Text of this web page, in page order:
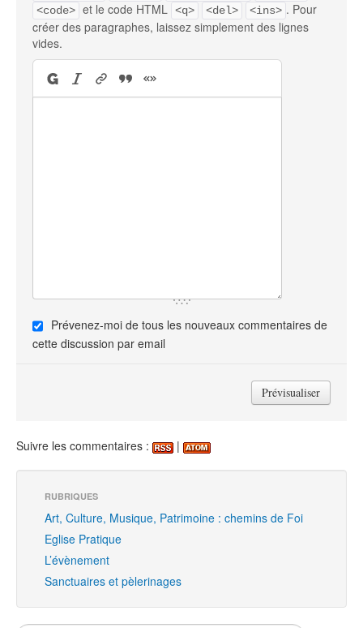
<code> et le code HTML <q> <del> <ins> . Pour
créer des paragraphes, laissez simplement des lignes
vides.
Prévenez-moi de tous les nouveaux commentaires de
cette discussion par email
Suivre les commentaires : |
RUBRIQUES
Art, Culture, Musique, Patrimoine : chemins de Foi
Eglise Pratique
L’évènement
Sanctuaires et pèlerinages